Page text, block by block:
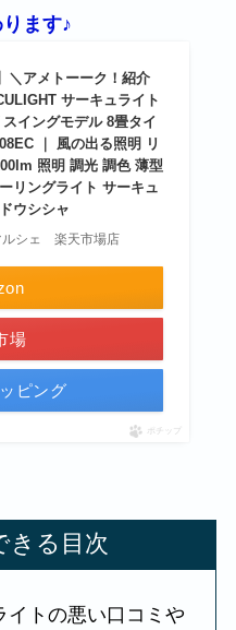
ます♪
＼アメトーーク！紹介
サーキュライト
イングモデル 8畳タイ
｜ 風の出る照明 リ
照明 調光 調色 薄型
リングライト サーキュ
ウシシャ
ルシェ 楽天市場店
場
ピング
ポチップ
きる目次
イトの悪い口コミや